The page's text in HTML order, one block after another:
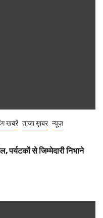
खबरें ताज़ा ख़बर न्यूज़
पर्यटकों से जिम्मेदारी निभाने